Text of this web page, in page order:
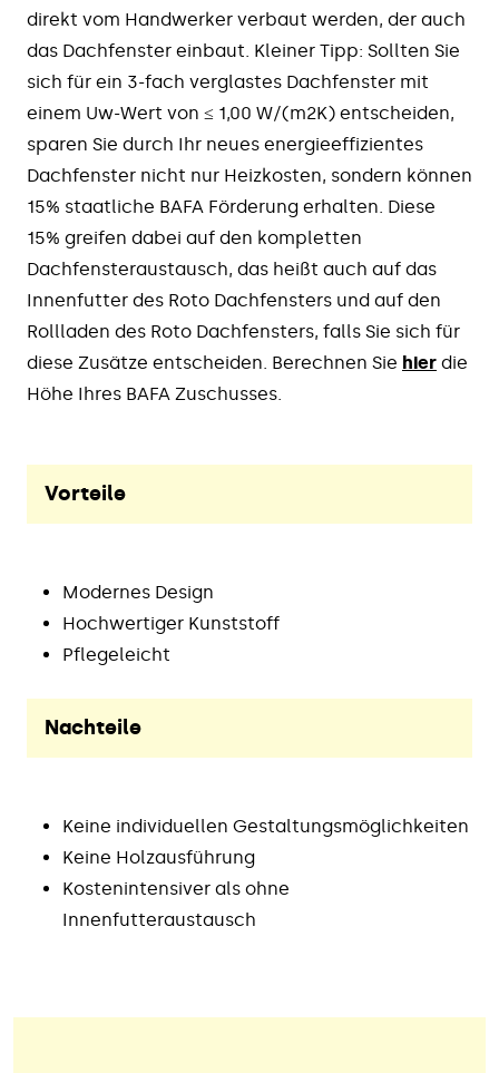
direkt vom Handwerker verbaut werden, der auch
das Dachfenster einbaut. Kleiner Tipp: Sollten Sie
sich für ein 3-fach verglastes Dachfenster mit
einem Uw-Wert von ≤ 1,00 W/(m2K) entscheiden,
sparen Sie durch Ihr neues energieeffizientes
Dachfenster nicht nur Heizkosten, sondern können
15% staatliche BAFA Förderung erhalten. Diese
15% greifen dabei auf den kompletten
Dachfensteraustausch, das heißt auch auf das
Innenfutter des Roto Dachfensters und auf den
Rollladen des Roto Dachfensters, falls Sie sich für
diese Zusätze entscheiden. Berechnen Sie hier die
Höhe Ihres BAFA Zuschusses.
Vorteile
Modernes Design
Hochwertiger Kunststoff
Pflegeleicht
Nachteile
Keine individuellen Gestaltungsmöglichkeiten
Keine Holzausführung
Kostenintensiver als ohne
Innenfutteraustausch